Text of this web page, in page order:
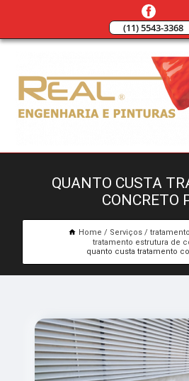
(11) 5543-3368
QUANTO CUSTA
CONCRETO
Home Serviços
tratamento estrutura de
quanto custa tratamento